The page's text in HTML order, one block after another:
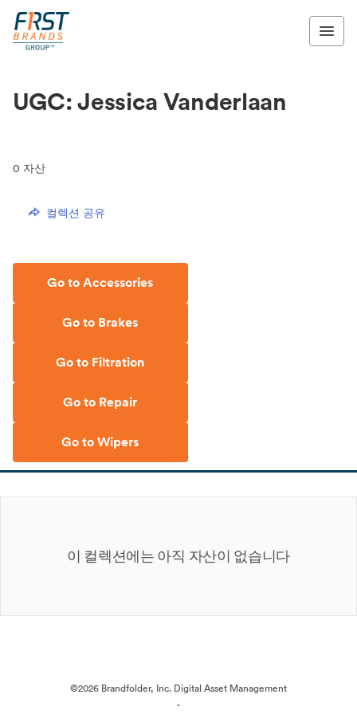
UGC: Jessica Vanderlaan
0 자산
컬렉션 공유
Go to Accessories
Go to Brakes
Go to Filtration
Go to Repair
Go to Wipers
이 컬렉션에는 아직 자산이 없습니다
©2026 Brandfolder, Inc. Digital Asset Management
·